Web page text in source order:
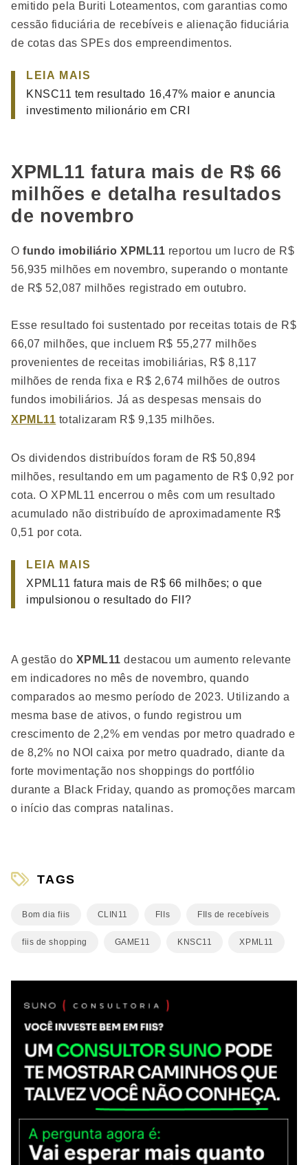
emitido pela Buriti Loteamentos, com garantias como
cessão fiduciária de recebíveis e alienação fiduciária
de cotas das SPEs dos empreendimentos.
LEIA MAIS
KNSC11 tem resultado 16,47% maior e anuncia
investimento milionário em CRI
XPML11 fatura mais de R$ 66
milhões e detalha resultados
de novembro
Ofundo imobiliário XPML11 reportou um lucro de R$
56,935 milhões em novembro, superando o montante
de R$ 52,087 milhões registrado em outubro.
Esse resultado foi sustentado por receitas totais de R$
66,07 milhões, que incluem R$ 55,277 milhões
provenientes de receitas imobiliárias, R$ 8,117
milhões de renda fixa e R$ 2,674 milhões de outros
fundos imobiliários. Já as despesas mensais do
XPML11 totalizaram R$ 9,135 milhões.
Os dividendos distribuídos foram de R$ 50,894
milhões, resultando em um pagamento de R$ 0,92 por
cota. O XPML11 encerrou o mês com um resultado
acumulado não distribuído de aproximadamente R$
0,51 por cota.
LEIA MAIS
XPML11 fatura mais de R$ 66 milhões; o que
impulsionou o resultado do FII?
A gestão do XPML11 destacou um aumento relevante
em indicadores no mês de novembro, quando
comparados ao mesmo período de 2023. Utilizando a
mesma base de ativos, o fundo registrou um
crescimento de 2,2% em vendas por metro quadrado e
de 8,2% no NOI caixa por metro quadrado, diante da
forte movimentação nos shoppings do portfólio
durante a Black Friday, quando as promoções marcam
o início das compras natalinas.
TAGS
Bom dia fiis CLIN11 FIIs FIIs de recebíveis
fiis de shopping GAME11 KNSC11 XPML11